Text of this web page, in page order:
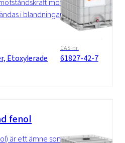
mot
i blandningar...
Etoxylerade
CAS-nr.
61827-42-7
fenol
är ett ämne som